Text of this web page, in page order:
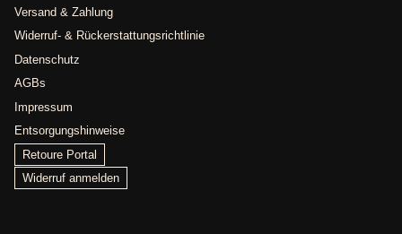
Versand & Zahlung
Widerruf- & Rückerstattungsrichtlinie
Datenschutz
AGBs
Impressum
Entsorgungshinweise
Retoure Portal
Widerruf anmelden